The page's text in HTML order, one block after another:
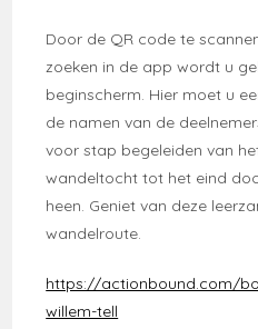
Door de QR code te
zoeken in de app wordt u
beginscherm. Hier moet u
de namen van de
voor stap begeleiden van
wandeltocht tot het eind
heen. Geniet van deze
wandelroute.
https://actionbound.com/
willem-tell